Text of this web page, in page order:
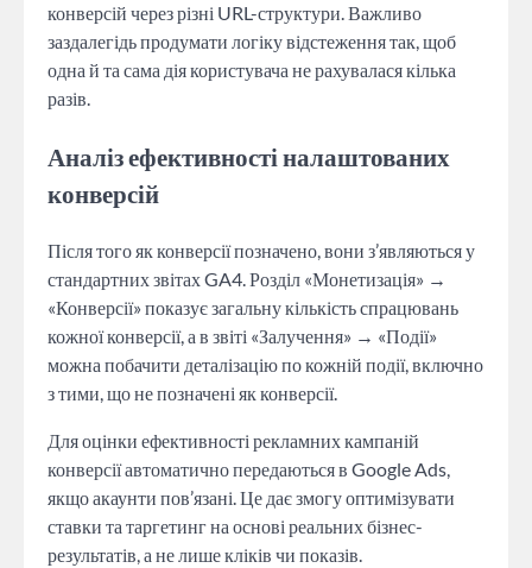
конверсій через різні URL-структури. Важливо
заздалегідь продумати логіку відстеження так, щоб
одна й та сама дія користувача не рахувалася кілька
разів.
Аналіз ефективності налаштованих
конверсій
Після того як конверсії позначено, вони з’являються у
стандартних звітах GA4. Розділ «Монетизація» →
«Конверсії» показує загальну кількість спрацювань
кожної конверсії, а в звіті «Залучення» → «Події»
можна побачити деталізацію по кожній події, включно
з тими, що не позначені як конверсії.
Для оцінки ефективності рекламних кампаній
конверсії автоматично передаються в Google Ads,
якщо акаунти пов’язані. Це дає змогу оптимізувати
ставки та таргетинг на основі реальних бізнес-
результатів, а не лише кліків чи показів.